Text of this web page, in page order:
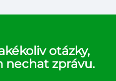
otázky,
nechat zprávu.